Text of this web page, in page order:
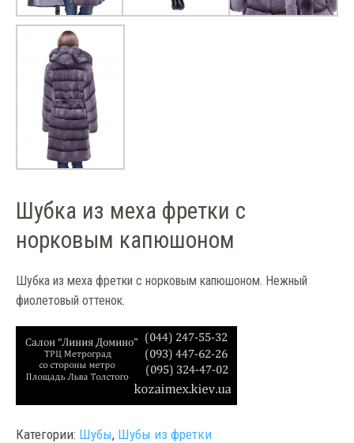
Шубка из меха фретки с
норковым капюшоном
Шубка из меха фретки с норковым капюшоном. Нежный
фиолетовый оттенок.
Категории: Шубы, Шубы из фретки